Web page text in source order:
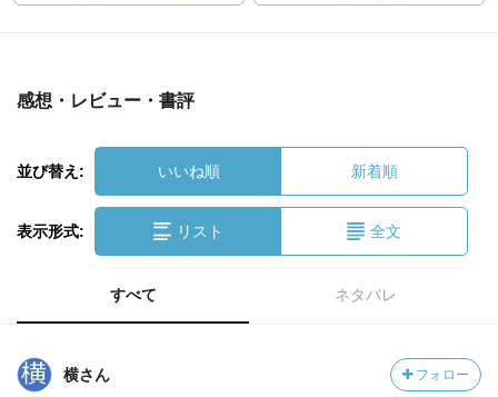
感想・レビュー・書評
並び替え: いいね順 新着順
表示形式: リスト 全文
すべて ネタバレ
横さん フォロー